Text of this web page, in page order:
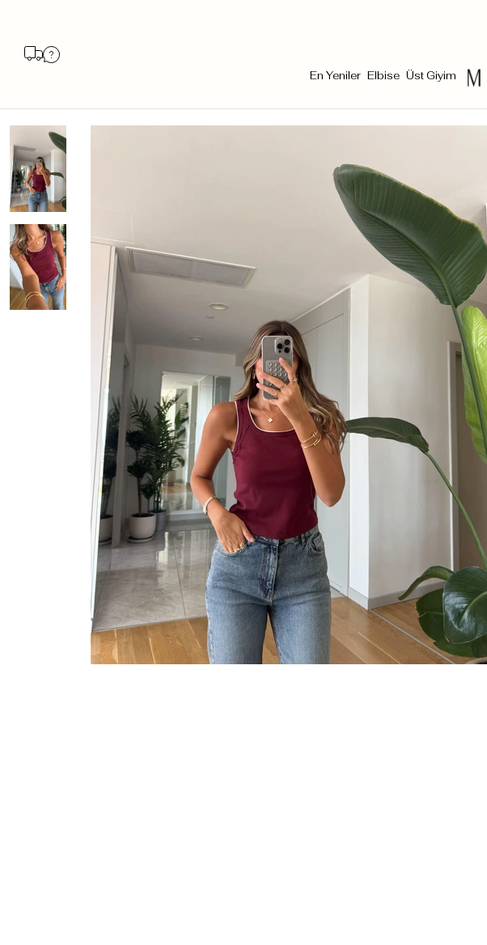
En Yeniler Elbise Üst Giyim